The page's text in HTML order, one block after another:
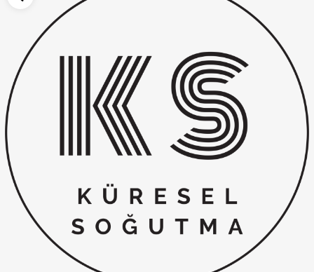
Elektrikli Aksamlar
Elektrikli Süpürge
Fan
Fırın, Ocak ve Aspiratör
Klima
Kombi